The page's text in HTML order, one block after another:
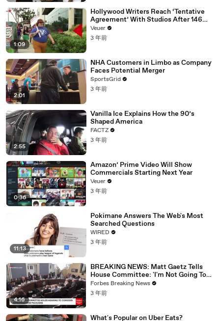
1:09
Hollywood Writers Reach ‘Tentative
Agreement’ With Studios After 146
Day Strike
Veuer
3 年前
2:01
NHA Customers in Limbo as Company
Faces Potential Merger
SportsGrid
3 年前
2:55
Vanilla Ice Explains How the 90’s
Shaped America
FACTZ
3 年前
0:36
Amazon’ Prime Video Will Show
Commercials Starting Next Year
Veuer
3 年前
11:13
Pokimane Answers The Web's Most
Searched Questions
WIRED
3 年前
4:16
BREAKING NEWS: Matt Gaetz Tells
House Committee: 'I'm Not Going To
Vote For A Continuing Resolution'
Forbes Breaking News
3 年前
What's Popular on Uber Eats?